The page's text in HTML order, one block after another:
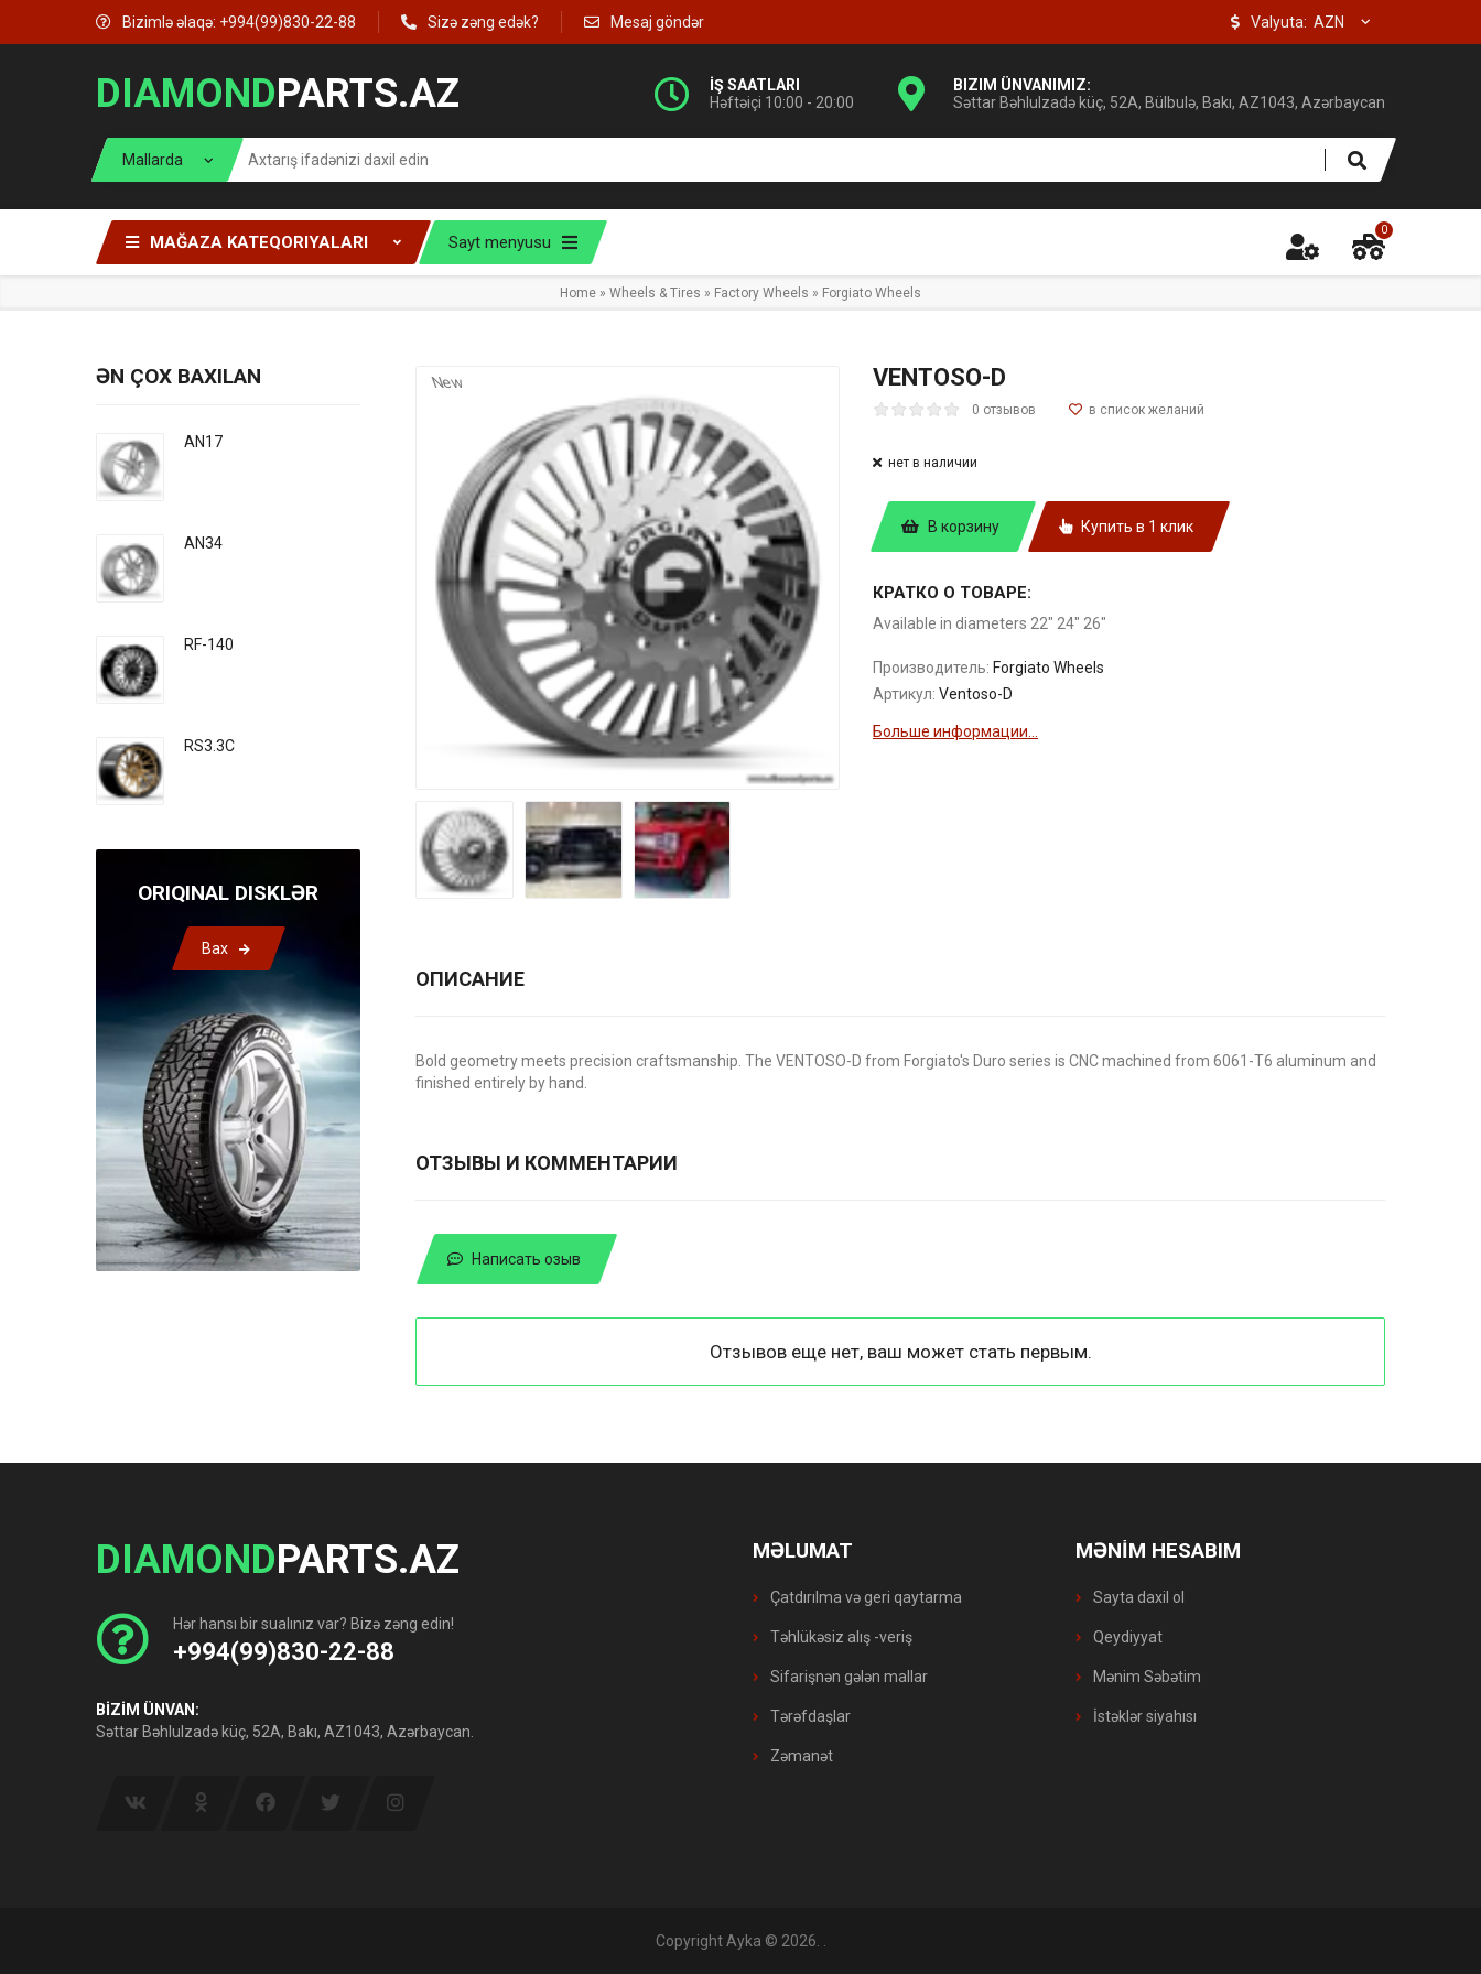
Bizimlə əlaqə: +994(99)830-22-88 Sizə zəng edək? Mesaj göndər Valyuta:
DIAMONDPARTS.AZ
İŞ SAATLARI
Həftəiçi 10:00 - 20:00
BIZIM ÜNVANIMIZ:
Səttar Bəhlulzadə küç, 52A, Bülbulə, Bakı, AZ1043, Azərbaycan
MAĞAZA KATEQORIYALARI Sayt menyusu
0
Home » Wheels & Tires » Factory Wheels » Forgiato Wheels
New VENTOSO-D
0 отзывов
нет в наличии
В корзину Купить в 1 клик
КРАТКО О ТОВАРЕ:
Available in diameters 22" 24" 26"
Производитель: Forgiato Wheels
Артикул: Ventoso-D
Больше информации...
ОПИСАНИЕ
Bold geometry meets precision craftsmanship. The VENTOSO-D from Forgiato's Duro series is CNC machined from 6061-T6 aluminum and
finished entirely by hand.
ОТЗЫВЫ И КОММЕНТАРИИ
Написать озыв
Отзывов еще нет, ваш может стать первым.
ƏN ÇOX BAXILAN
AN17
AN34
RF-140
RS3.3C
ORIQINAL DISKLƏR
Bax
DIAMONDPARTS.AZ
Hər hansı bir sualınız var? Bizə zəng edin!
+994(99)830-22-88
BİZİM ÜNVAN:
Səttar Bəhlulzadə küç, 52A, Bakı, AZ1043, Azərbaycan.
MƏLUMAT
Çatdırılma və geri qaytarma
Təhlükəsiz alış -veriş
Sifarişnən gələn mallar
Tərəfdaşlar
Zəmanət
MƏNİM HESABIM
Sayta daxil ol
Qeydiyyat
Mənim Səbətim
İstəklər siyahısı
Copyright Ayka © 2026